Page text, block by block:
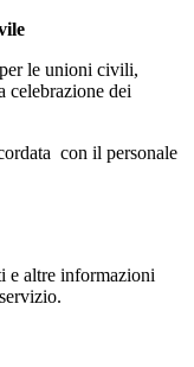
le unioni civili,
celebrazione dei
con il personale
e altre informazioni